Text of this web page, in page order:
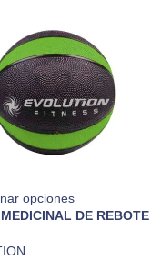
opciones
DE REBOTE